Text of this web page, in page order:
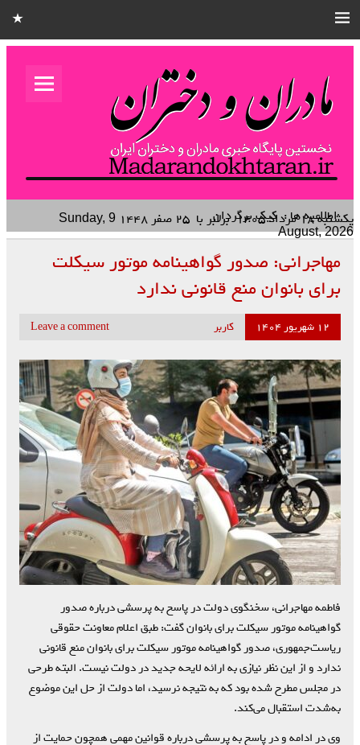
مادران و
اطلاعیه ها : کیک برگردان انبه یکشنبه ۱۸ مرداد ۱۴۰۵ برابر با ۲۵ صفر ۱۴۴۸
Sunday, 9
August, 2026
مهاجرانی: صدور گواهینامه موتور سیکلت
برای بانوان منع قانونی ندارد
۱۲ شهریور ۱۴۰۴ کاربر Leave a comment
فاطمه مهاجرانی، سخنگوی دولت در پاسخ به پرسشی درباره صدور
گواهینامه موتور سیکلت برای بانوان گفت: طبق اعلام معاونت حقوقی
ریاست‌جمهوری، صدور گواهینامه موتور سیکلت برای بانوان منع قانونی
ندارد و از این نظر نیازی به ارائه لایحه جدید در دولت نیست. البته طرحی
در مجلس مطرح شده بود که به نتیجه نرسید، اما دولت از حل این موضوع
به‌شدت استقبال می‌کند.
وی در ادامه و در پاسخ به پرسشی درباره قوانین مهمی همچون حمایت از